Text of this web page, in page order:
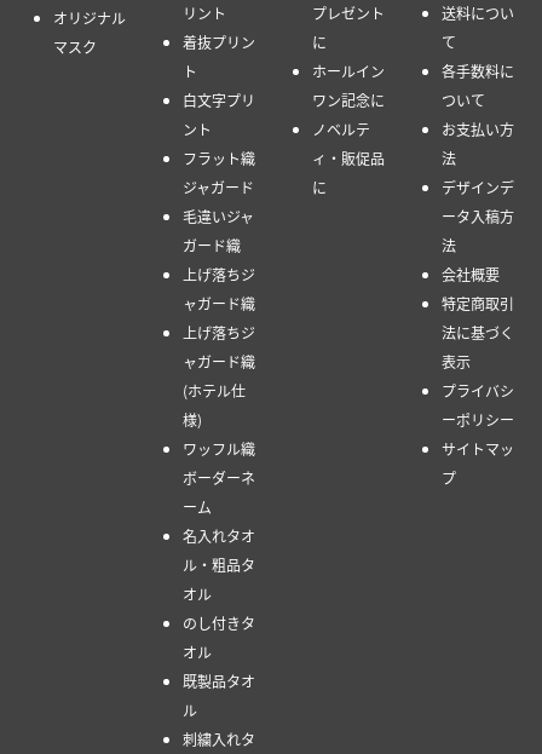
オリジナル
マスク
リント
着抜プリン
ト
白文字プリ
ント
フラット織
ジャガード
毛違いジャ
ガード織
上げ落ちジ
ャガード織
上げ落ちジ
ャガード織
(ホテル仕
様)
ワッフル織
ボーダーネ
ーム
名入れタオ
ル・粗品タ
オル
のし付きタ
オル
既製品タオ
ル
刺繍入れタ
プレゼント
に
ホールイン
ワン記念に
ノベルテ
ィ・販促品
に
送料につい
て
各手数料に
ついて
お支払い方
法
デザインデ
ータ入稿方
法
会社概要
特定商取引
法に基づく
表示
プライバシ
ーポリシー
サイトマッ
プ